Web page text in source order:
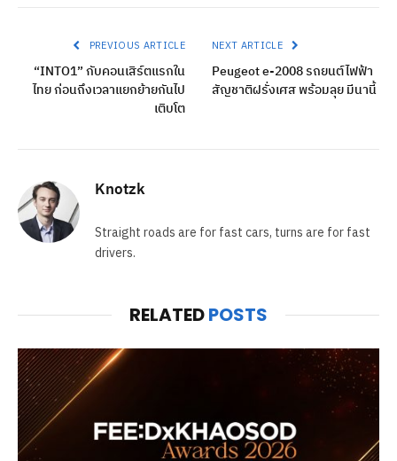
PREVIOUS ARTICLE
“INTO1” กับคอนเสิร์ตแรกใน
ไทย ก่อนถึงเวลาแยกย้ายกันไป
เติบโต
NEXT ARTICLE
Peugeot e-2008 รถยนต์ไฟฟ้า
สัญชาติฝรั่งเศส พร้อมลุย มีนานี้
Knotzk
Straight roads are for fast cars, turns are for fast
drivers.
RELATEDPOSTS